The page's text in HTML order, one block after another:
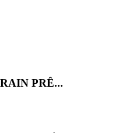
PRÊ...